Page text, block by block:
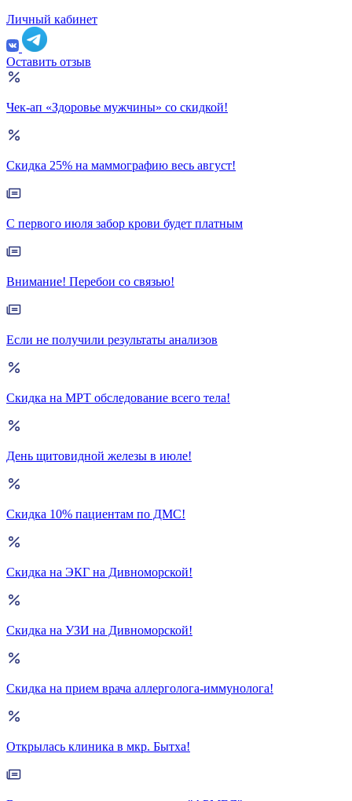
Личный кабинет
Оставить отзыв
Чек-ап «Здоровье мужчины» со скидкой!
Скидка 25% на маммографию весь август!
С первого июля забор крови будет платным
Внимание! Перебои со связью!
Если не получили результаты анализов
Скидка на МРТ обследование всего тела!
День щитовидной железы в июле!
Скидка 10% пациентам по ДМС!
Скидка на ЭКГ на Дивноморской!
Скидка на УЗИ на Дивноморской!
Скидка на прием врача аллерголога-иммунолога!
Открылась клиника в мкр. Бытха!